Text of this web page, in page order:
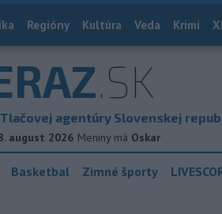
Regióny Kultúra Veda Krimi
.SK
agentúry Slovenskej
august 2026 Meniny má Oskar
Basketbal Zimné športy